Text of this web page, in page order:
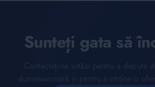
Sunteți gata să